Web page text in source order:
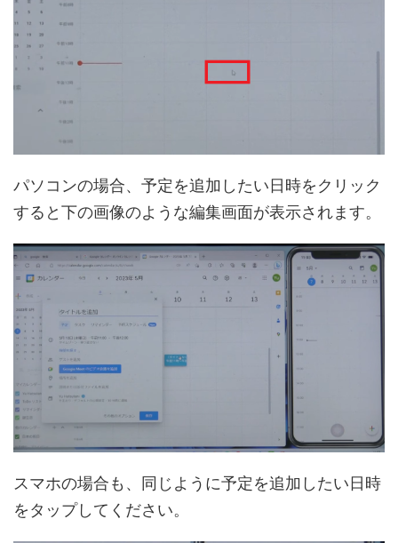
パソコンの場合、予定を追加したい日時をクリック
すると下の画像のような編集画面が表示されます。
スマホの場合も、同じように予定を追加したい日時
をタップしてください。